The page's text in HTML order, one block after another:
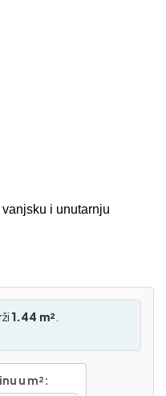
i unutarnju
1.44 m²
u m²: